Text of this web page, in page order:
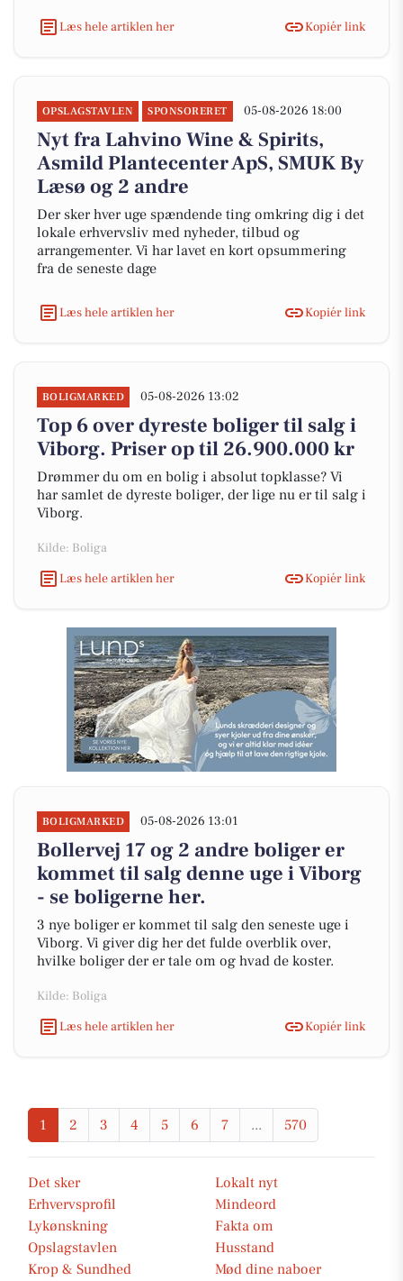
Læs hele artiklen her Kopiér link
OPSLAGSTAVLEN SPONSORERET 05-08-2026 18:00
Nyt fra Lahvino Wine & Spirits,
Asmild Plantecenter ApS, SMUK By
Læsø og 2 andre
Der sker hver uge spændende ting omkring dig i det
lokale erhvervsliv med nyheder, tilbud og
arrangementer. Vi har lavet en kort opsummering
fra de seneste dage
Læs hele artiklen her Kopiér link
BOLIGMARKED 05-08-2026 13:02
Top 6 over dyreste boliger til salg i
Viborg. Priser op til 26.900.000 kr
Drømmer du om en bolig i absolut topklasse? Vi
har samlet de dyreste boliger, der lige nu er til salg i
Viborg.
Kilde: Boliga
Læs hele artiklen her
Kopiér link
BOLIGMARKED 05-08-2026 13:01
Bollervej 17 og 2 andre boliger er
kommet til salg denne uge i Viborg
- se boligerne her.
3 nye boliger er kommet til salg den seneste uge i
Viborg. Vi giver dig her det fulde overblik over,
hvilke boliger der er tale om og hvad de koster.
Kilde: Boliga
Læs hele artiklen her
Kopiér link
1 2 3 4 5 6 7 ... 570
Det sker
Lokalt nyt
Erhvervsprofil
Mindeord
Lykønskning
Fakta om
Opslagstavlen
Husstand
Krop & Sundhed
Mød dine naboer